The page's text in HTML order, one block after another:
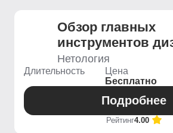
Обзор главных
инструментов
Нетология
Длительность
Цена
Бесплатно
Подробнее
Рейтинг4.00